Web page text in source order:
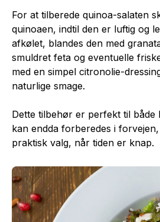
For at tilberede quinoa-salaten
quinoaen, indtil den er luftig og
afkølet, blandes den med
smuldret feta og eventuelle
med en simpel citronolie-
naturlige smage.
Dette tilbehør er perfekt til både
kan endda forberedes i
praktisk valg, når tiden er knap.